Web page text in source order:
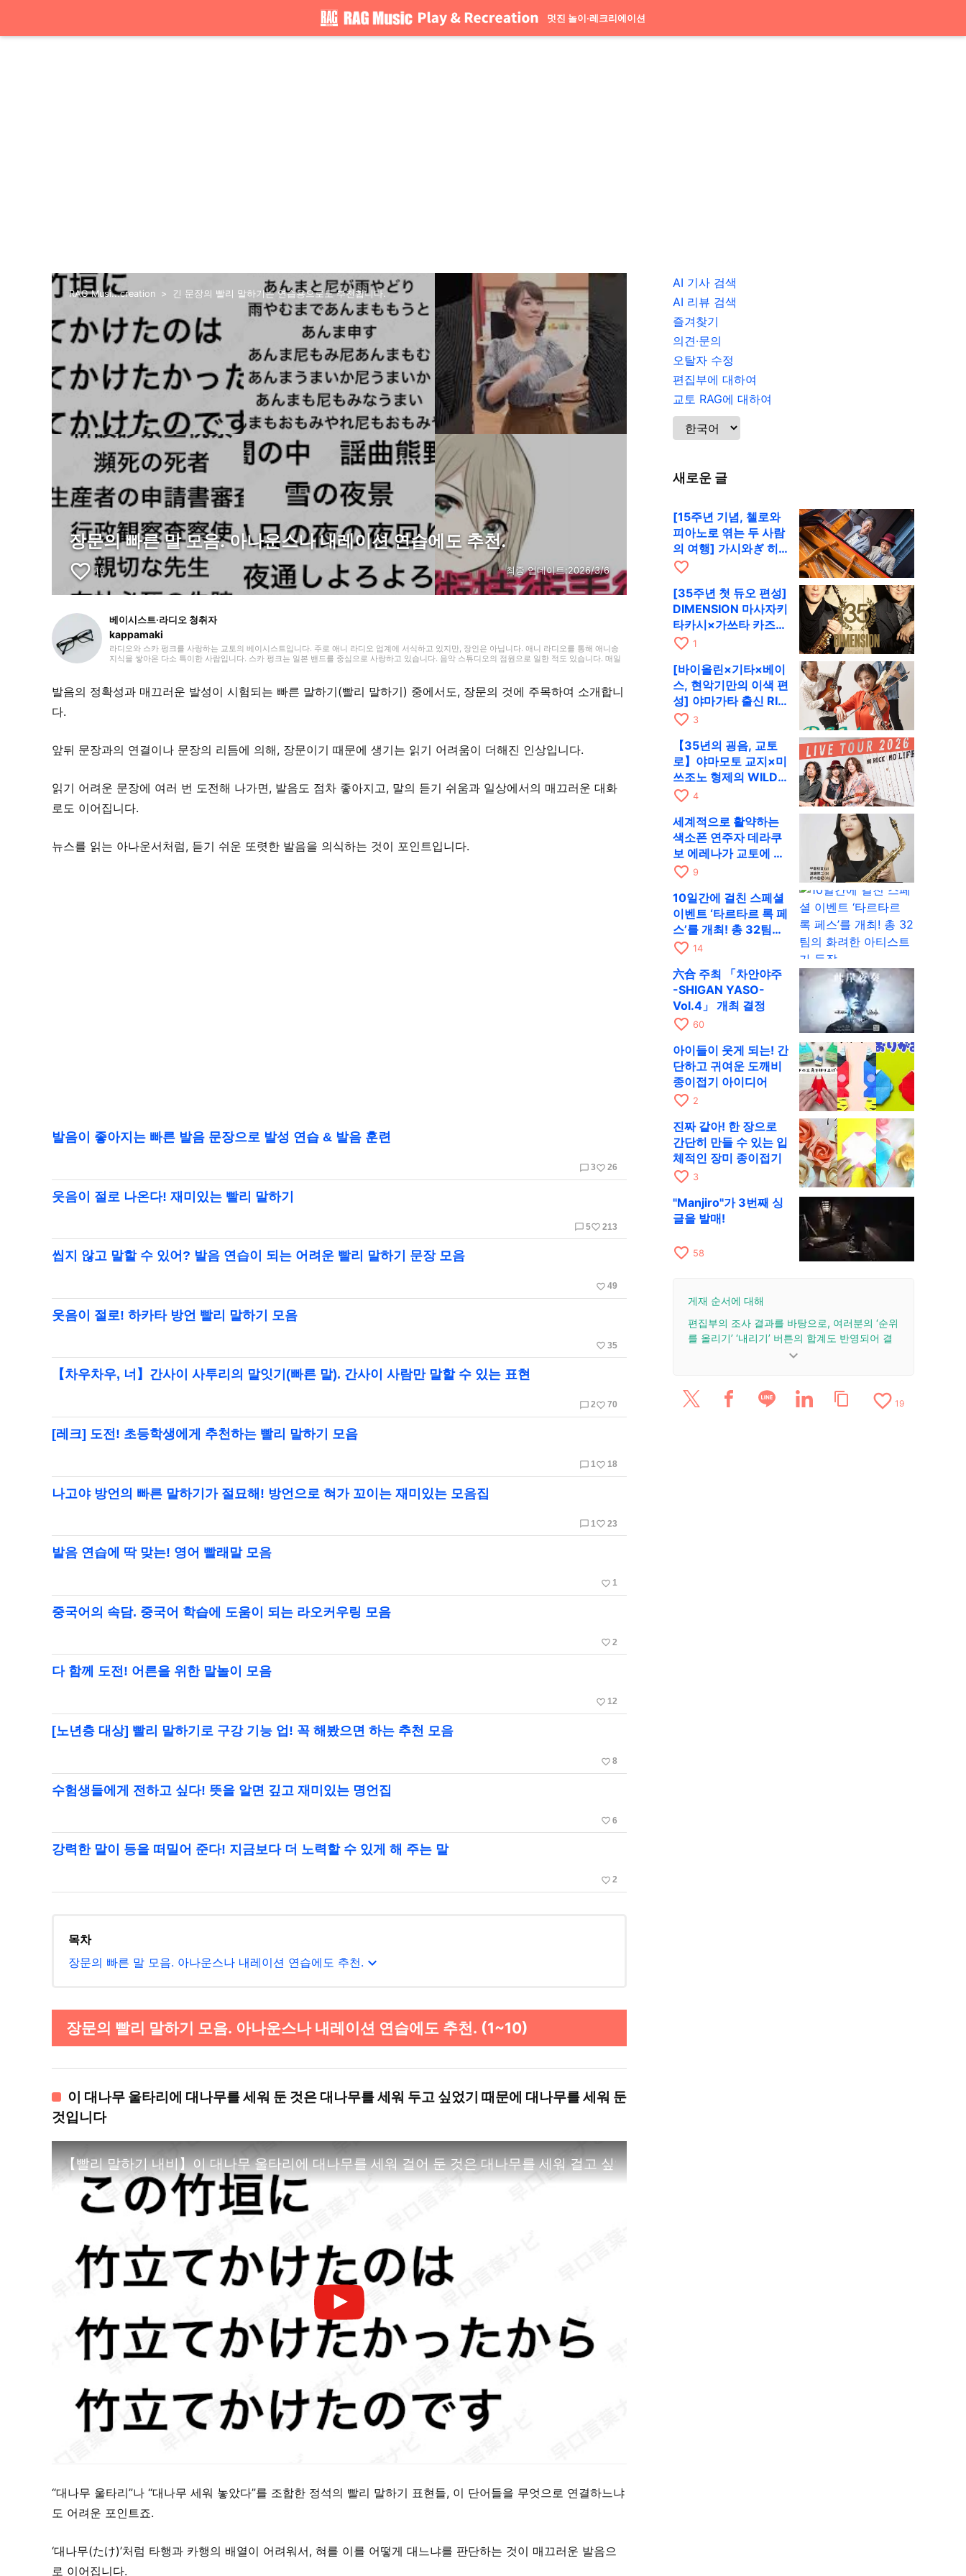
멋진 놀이·레크리에이션
RAG Musi...creation 긴 문장의 빨리 말하기는 연습용으로도 추천합니다.
장문의 빠른 말 모음. 아나운스나 내레이션 연습에도 추천.
favorite_border 19 최종 업데이트:2026/3/6
베이시스트·라디오 청취자
kappamaki
라디오와 스카 펑크를 사랑하는 교토의 베이시스트입니다. 주로 애니 라디오 업계에 서식하고 있지만, 장인은 아닙니다. 애니 라디오를 통해 애니송
지식을 쌓아온 다소 특이한 사람입니다. 스카 펑크는 일본 밴드를 중심으로 사랑하고 있습니다. 음악 스튜디오의 점원으로 일한 적도 있습니다. 매일
발음의 정확성과 매끄러운 발성이 시험되는 빠른 말하기(빨리 말하기) 중에서도, 장문의 것에 주목하여 소개합니
다.
앞뒤 문장과의 연결이나 문장의 리듬에 의해, 장문이기 때문에 생기는 읽기 어려움이 더해진 인상입니다.
읽기 어려운 문장에 여러 번 도전해 나가면, 발음도 점차 좋아지고, 말의 듣기 쉬움과 일상에서의 매끄러운 대화
로도 이어집니다.
뉴스를 읽는 아나운서처럼, 듣기 쉬운 또렷한 발음을 의식하는 것이 포인트입니다.
발음이 좋아지는 빠른 발음 문장으로 발성 연습 & 발음 훈련
chat_bubble_outline 3favorite_border 26
웃음이 절로 나온다! 재미있는 빨리 말하기
chat_bubble_outline 5favorite_border 213
씹지 않고 말할 수 있어? 발음 연습이 되는 어려운 빨리 말하기 문장 모음
favorite_border 49
웃음이 절로! 하카타 방언 빨리 말하기 모음
favorite_border 35
【차우차우, 너】간사이 사투리의 말잇기(빠른 말). 간사이 사람만 말할 수 있는 표현
chat_bubble_outline 2favorite_border 70
[레크] 도전! 초등학생에게 추천하는 빨리 말하기 모음
chat_bubble_outline 1 favorite_border 18
나고야 방언의 빠른 말하기가 절묘해! 방언으로 혀가 꼬이는 재미있는 모음집
chat_bubble_outline 1 favorite_border 23
발음 연습에 딱 맞는! 영어 빨래말 모음
favorite_border 1
중국어의 속담. 중국어 학습에 도움이 되는 라오커우링 모음
favorite_border 2
다 함께 도전! 어른을 위한 말놀이 모음
favorite_border 12
[노년층 대상] 빨리 말하기로 구강 기능 업! 꼭 해봤으면 하는 추천 모음
favorite_border 8
수험생들에게 전하고 싶다! 뜻을 알면 깊고 재미있는 명언집
favorite_border 6
강력한 말이 등을 떠밀어 준다! 지금보다 더 노력할 수 있게 해 주는 말
favorite_border 2
목차
장문의 빠른 말 모음. 아나운스나 내레이션 연습에도 추천. expand_more
장문의 빨리 말하기 모음. 아나운스나 내레이션 연습에도 추천. (1~10)
이 대나무 울타리에 대나무를 세워 둔 것은 대나무를 세워 두고 싶었기 때문에 대나무를 세워 둔
것입니다
【빨리 말하기 내비】이 대나무 울타리에 대나무를 세워 걸어 둔 것은 대나무를 세워 걸고 싶었기 때문에 대나무를 세워 걸어 둔 것입니다 |
“대나무 울타리”나 “대나무 세워 놓았다”를 조합한 정석의 빨리 말하기 표현들, 이 단어들을 무엇으로 연결하느냐
도 어려운 포인트죠.
‘대나무(たけ)’처럼 타행과 카행의 배열이 어려워서, 혀를 이를 어떻게 대느냐를 판단하는 것이 매끄러운 발음으
로 이어집니다.
AI 기사 검색
AI 리뷰 검색
즐겨찾기
의견·문의
오탈자 수정
편집부에 대하여
교토 RAG에 대하여
새로운 글
[15주년 기념, 첼로와
피아노로 엮는 두 사람
의 여행] 가시와ぎ 히
로키 & 미쓰다 겐이치
RAG로
favorite_border
[35주년 첫 듀오 편성]
DIMENSION 마사자키
타카시×가쓰타 카즈키
가 10월 11일 교토
favorite_border 1
[바이올린×기타×베이
스, 현악기만의 이색 편
성] 야마가타 출신 RIM
이 첫 전국 투어로 8월
favorite_border 3
【35년의 굉음, 교토
로】야마모토 교지×미
쓰조노 형제의 WILD
FLAG가 8월 6일 RAG
favorite_border 4
세계적으로 활약하는
색소폰 연주자 데라쿠
보 에레나가 교토에 온
다! 콰르텟 투어 교토
개최
favorite_border 9
10일간에 걸친 스페셜
이벤트 ‘타르타르 록 페
스’를 개최! 총 32팀의
화려한 아티스트가 등
favorite_border 14
六合 주최 「차안야주
-SHIGAN YASO-
Vol.4」 개최 결정
favorite_border 60
아이들이 웃게 되는! 간
단하고 귀여운 도깨비
종이접기 아이디어
favorite_border 2
진짜 같아! 한 장으로
간단히 만들 수 있는 입
체적인 장미 종이접기
favorite_border 3
"Manjiro"가 3번째 싱
글을 발매!
favorite_border 58
게재 순서에 대해
편집부의 조사 결과를 바탕으로, 여러분의 ‘순위
를 올리기’ ‘내리기’ 버튼의 합계도 반영되어 결
2026/3/6: 리뷰 1건을 추가·업데이트.
keyboard_arrow_down
content_copy favorite_border 19